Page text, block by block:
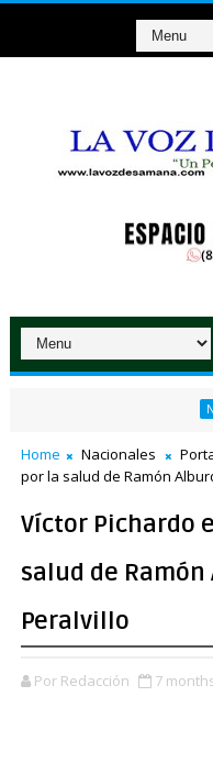
en la convención del
Home Nacionales
por la salud de Ramón
Víctor Pichardo
salud de
Peralvillo
Por Redacción 7